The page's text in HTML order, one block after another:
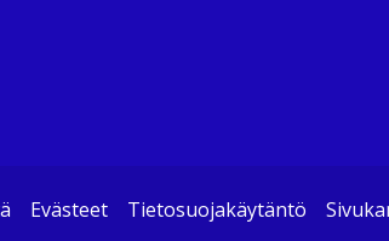
Evästeet Tietosuojakäytäntö